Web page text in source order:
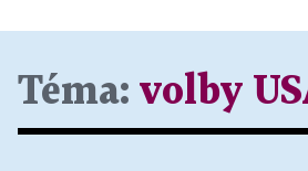
Téma: volby